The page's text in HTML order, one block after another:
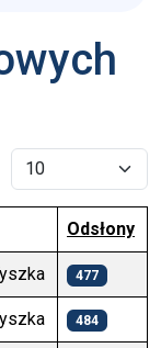
Pokaż #
Odsłony
477
484